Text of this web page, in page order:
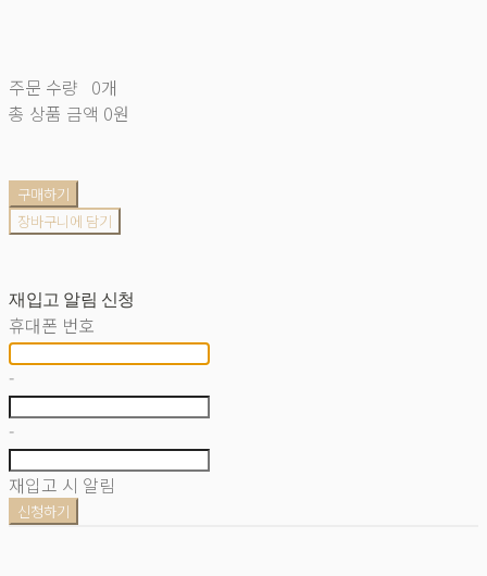
주문 수량 0개
총 상품 금액 0원
구매하기
장바구니에 담기
재입고 알림 신청
휴대폰 번호
-
-
재입고 시 알림
신청하기